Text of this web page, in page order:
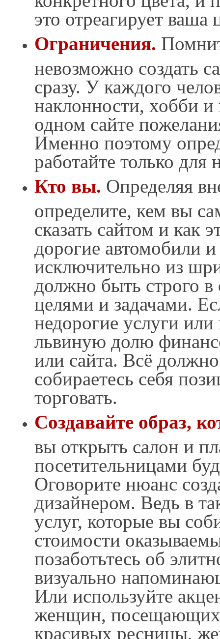
это отреагирует ваша
Ограничения.
невозможно создать
сразу. У каждого
наклонности, хобби и
одном сайте
Именно поэтому
работайте только для
Кто вы. Определяя
определите, кем вы
сказать сайтом и как
дорогие автомобили
исключительно из
должно быть строго в
целями и задачами.
недорогие услуги
львиную долю
или сайта. Всё должно
собираетесь себя
торговать.
Создавайте образ,
вы открыть салон и
посетительницами
Оговорите нюанс
дизайнером. Ведь в
услуг, которые вы
стоимости
позаботьтесь об
визуально
Или используйте
женщин, посещающих
красивых ресницы,